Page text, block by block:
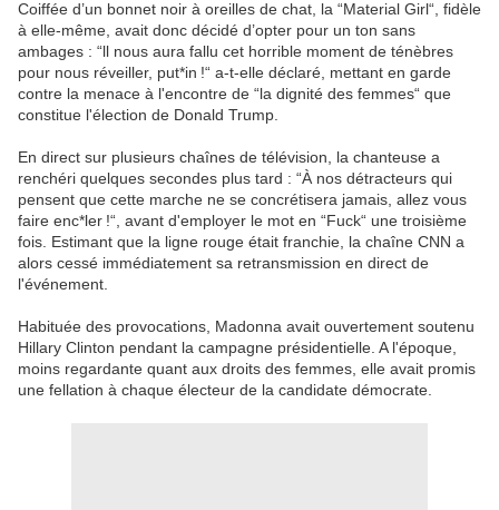
Coif­fée d’un bonnet noir à oreilles de chat, la “Mate­rial Girl“, fidèle
à elle-même, avait donc décidé d’op­ter pour un ton sans
ambages : “ll nous aura fallu cet horrible moment de ténèbres
pour nous réveiller, put*in !“ a-t-elle déclaré, mettant en garde
contre la menace à l'encontre de “la dignité des femmes“ que
consti­tue l'élec­tion de Donald Trump.
En direct sur plusieurs chaînes de télé­vi­sion, la chan­teuse a
renchéri quelques secondes plus tard : “À nos détrac­teurs qui
pensent que cette marche ne se concré­ti­sera jamais, allez vous
faire enc*­ler !“, avant d'employer le mot en “Fuck“ une troi­sième
fois. Esti­mant que la ligne rouge était fran­chie, la chaîne CNN a
alors cessé immé­dia­te­ment sa retrans­mis­sion en direct de
l'événe­ment.
Habi­tuée des provo­ca­tions, Madonna avait ouver­te­ment soutenu
Hillary Clin­ton pendant la campagne prési­den­tielle. A l'époque,
moins regar­dante quant aux droits des femmes, elle avait promis
une fella­tion à chaque élec­teur de la candi­date démo­crate.